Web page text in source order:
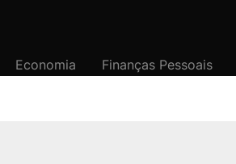
Economia Finanças Pessoais